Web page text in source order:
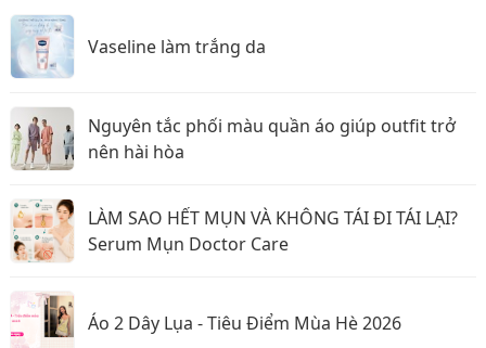
Vaseline làm trắng da
Nguyên tắc phối màu quần áo giúp outfit trở
nên hài hòa
LÀM SAO HẾT MỤN VÀ KHÔNG TÁI ĐI TÁI LẠI?
Serum Mụn Doctor Care
Áo 2 Dây Lụa - Tiêu Điểm Mùa Hè 2026